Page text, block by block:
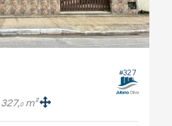
#327
327,0m²